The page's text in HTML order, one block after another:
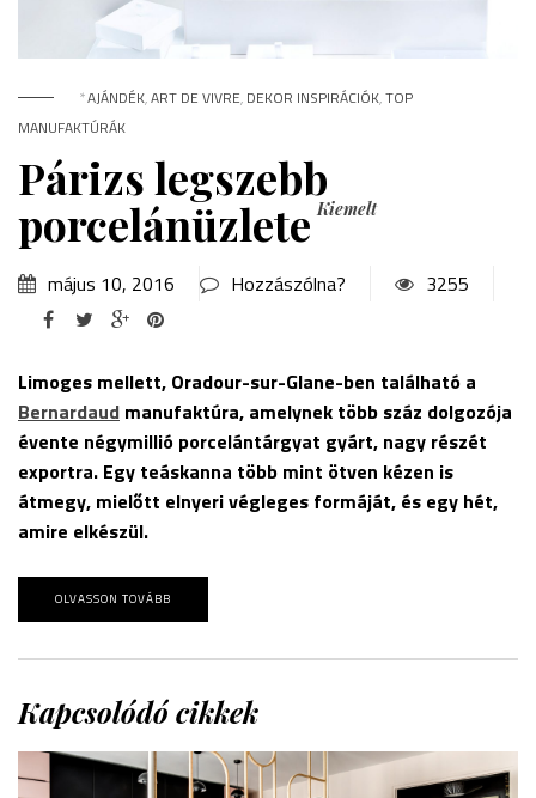
*AJÁNDÉK,ART DE VIVRE, DEKOR INSPIRÁCIÓK,TOP
MANUFAKTÚRÁK
Párizs legszebb
porcelánüzlete Kiemelt
május 10, 2016 Hozzászólna? 3255
Limoges mellett, Oradour-sur-Glane-ben található a
Bernardaud manufaktúra, amelynek több száz dolgozója
évente négymillió porcelántárgyat gyárt, nagy részét
exportra. Egy teáskanna több mint ötven kézen is
átmegy, mielőtt elnyeri végleges formáját, és egy hét,
amire elkészül.
OLVASSON TOVÁBB
Kapcsolódó cikkek